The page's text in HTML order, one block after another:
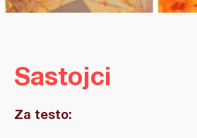
Sastojci
Za testo: